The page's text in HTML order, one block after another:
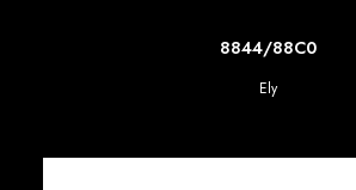
SCOPRI DI PIU'
8844/88C0
Ely